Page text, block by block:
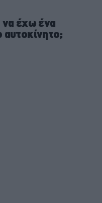
να έχω ένα
αυτοκίνητο;